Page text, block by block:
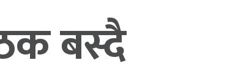
बस्दै